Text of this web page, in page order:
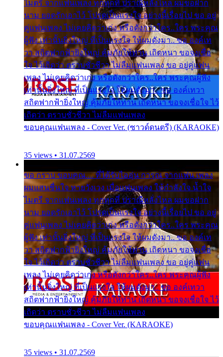
ไมตรี จากแฟนเพลง ทุกทุกที่ ปราณีหลั่งไหล ผมขอฝาก
นาม ยอดรักเอาไว้ โปรดเป็นแรงใจ อย่างนี้เรื่อยไป ขอ อยู่
คู่แฟนเพลง ไม่เคยคิดว่าเก่ง หรือดังกว่าใคร..ใคร พระคุณ
ผู้ฟัง เท่านั้นยิ่งใหญ่ ที่เป็นแรงใจ ให้ผมดังมา.. ขอ องค์เท
วา สถิตฟากฟ้ายิ่งใหญ่ คุ้มภัยให้ท่าน เถิดหนา ขอจงเชื่อ
ใจ ไว้เถิดว่า ตราบชั่วชีวา ไม่ลืมแฟนเพลง ขอ อยู่คู่แฟน
เพลง ไม่เคยคิดว่าเก่ง หรือดังกว่าใคร..ใคร พระคุณผู้ฟัง
เท่านั้นยิ่งใหญ่ ที่เป็นแรงใจ ให้ผมดังมา.. ขอ องค์เทวา
สถิตฟากฟ้ายิ่งใหญ่ คุ้มภัยให้ท่าน เถิดหนา ขอจงเชื่อใจ ไว้
เถิดว่า ตราบชั่วชีวา ไม่ลืมแฟนเพลง
ขอบคุณแฟนเพลง - Cover Ver. (ซาวด์ดนตรี) (KARAOKE)
35 views • 31.07.2569
ขอ กราบ ขอบคุณ.... ที่ได้รับไออุ่น การุณ จากแฟน เพลง
ผมแสนชื่นใจ หายวังเวง เมื่อแฟนเพลง ให้กำลังใจ น้ำใจ
ไมตรี จากแฟนเพลง ทุกทุกที่ ปราณีหลั่งไหล ผมขอฝาก
นาม ยอดรักเอาไว้ โปรดเป็นแรงใจ อย่างนี้เรื่อยไป ขอ อยู่
คู่แฟนเพลง ไม่เคยคิดว่าเก่ง หรือดังกว่าใคร..ใคร พระคุณ
ผู้ฟัง เท่านั้นยิ่งใหญ่ ที่เป็นแรงใจ ให้ผมดังมา.. ขอ องค์เท
วา สถิตฟากฟ้ายิ่งใหญ่ คุ้มภัยให้ท่าน เถิดหนา ขอจงเชื่อ
ใจ ไว้เถิดว่า ตราบชั่วชีวา ไม่ลืมแฟนเพลง ขอ อยู่คู่แฟน
เพลง ไม่เคยคิดว่าเก่ง หรือดังกว่าใคร..ใคร พระคุณผู้ฟัง
เท่านั้นยิ่งใหญ่ ที่เป็นแรงใจ ให้ผมดังมา.. ขอ องค์เทวา
สถิตฟากฟ้ายิ่งใหญ่ คุ้มภัยให้ท่าน เถิดหนา ขอจงเชื่อใจ ไว้
เถิดว่า ตราบชั่วชีวา ไม่ลืมแฟนเพลง
ขอบคุณแฟนเพลง - Cover Ver. (KARAOKE)
35 views • 31.07.2569